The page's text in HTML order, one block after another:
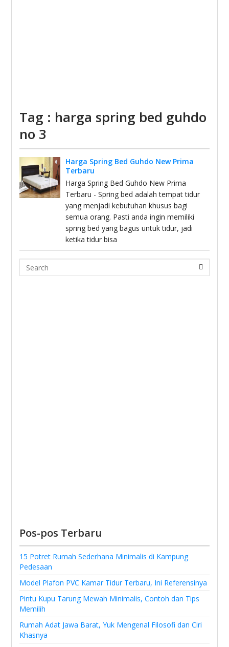
Tag : harga spring bed guhdo
no 3
Harga Spring Bed Guhdo New Prima
Terbaru
Harga Spring Bed Guhdo New Prima
Terbaru - Spring bed adalah tempat tidur
yang menjadi kebutuhan khusus bagi
semua orang. Pasti anda ingin memiliki
spring bed yang bagus untuk tidur, jadi
ketika tidur bisa
Search
Pos-pos Terbaru
15 Potret Rumah Sederhana Minimalis di Kampung
Pedesaan
Model Plafon PVC Kamar Tidur Terbaru, Ini Referensinya
Pintu Kupu Tarung Mewah Minimalis, Contoh dan Tips
Memilih
Rumah Adat Jawa Barat, Yuk Mengenal Filosofi dan Ciri
Khasnya